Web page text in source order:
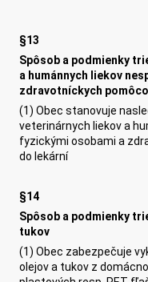
§13
Spôsob a podmienky
a humánnych liekov
zdravotníckych
(1) Obec stanovuje
veterinárnych liekov a
fyzickými osobami a
do lekární
§14
Spôsob a podmienky
tukov
(1) Obec zabezpečuje
olejov a tukov z